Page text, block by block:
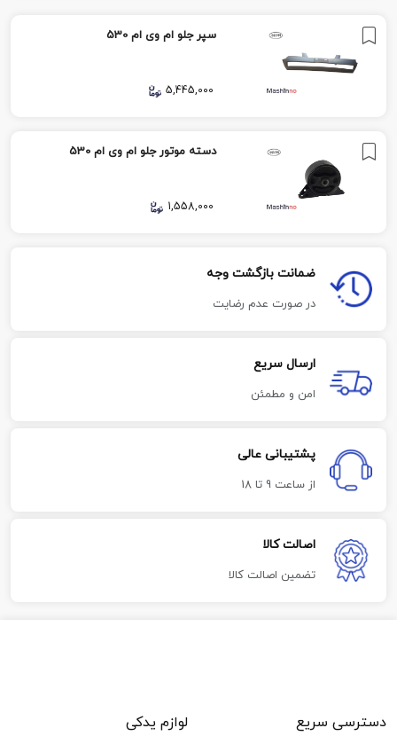
سپر جلو ام وی ام 530
5,445,000
دسته موتور جلو ام وی ام 530
1,558,000
ضمانت بازگشت وجه
در صورت عدم رضایت
ارسال سریع
امن و مطمئن
پشتیبانی عالی
از ساعت 9 تا 18
اصالت کالا
تضمین اصالت کالا
دسترسی سریع لوازم یدکی